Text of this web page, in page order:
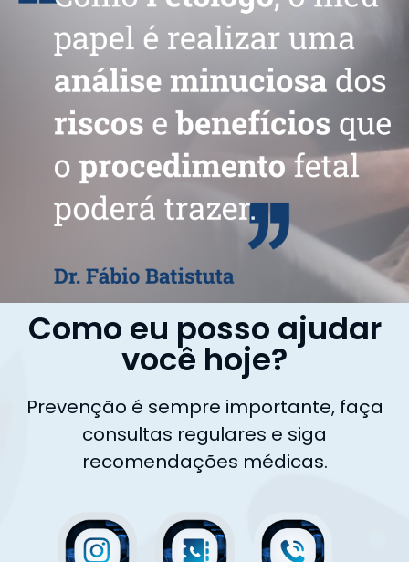
Como eu posso ajudar
você hoje?
Prevenção é sempre importante, faça
consultas regulares e siga
recomendações médicas.